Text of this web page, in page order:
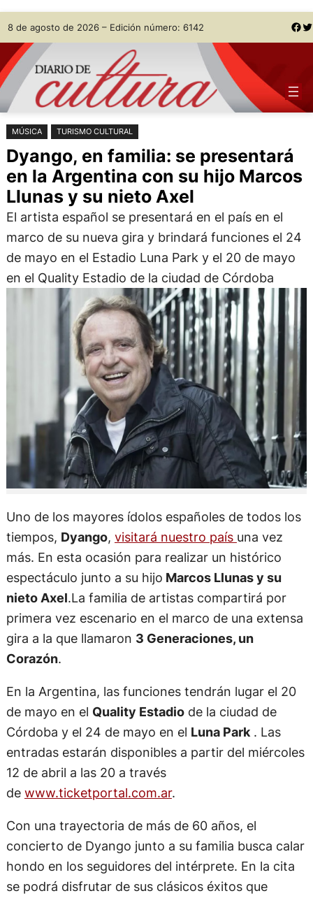
Saltar
al
contenido
Skip
to
content
8 de agosto de 2026 – Edición número: 6142 Facebook Twitter
MÚSICA TURISMO CULTURAL
Dyango, en familia: se presentará
en la Argentina con su hijo Marcos
Llunas y su nieto Axel
El artista español se presentará en el país en el
marco de su nueva gira y brindará funciones el 24
de mayo en el Estadio Luna Park y el 20 de mayo
en el Quality Estadio de la ciudad de Córdoba
Uno de los mayores ídolos españoles de todos los
tiempos, Dyango, visitará nuestro país una vez
más. En esta ocasión para realizar un histórico
espectáculo junto a su hijo Marcos Llunas y su
nieto Axel.La familia de artistas compartirá por
primera vez escenario en el marco de una extensa
gira a la que llamaron 3 Generaciones, un
Corazón.
En la Argentina, las funciones tendrán lugar el 20
de mayo en el Quality Estadiode la ciudad de
Córdoba y el 24 de mayo en el Luna Park. Las
entradas estarán disponibles a partir del miércoles
12 de abril a las 20 a través
de www.ticketportal.com.ar.
Con una trayectoria de más de 60 años, el
concierto de Dyango junto a su familia busca calar
hondo en los seguidores del intérprete. En la cita
se podrá disfrutar de sus clásicos éxitos que